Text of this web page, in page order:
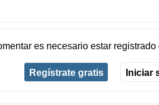
es necesario estar registrado
Regístrate gratis Iniciar